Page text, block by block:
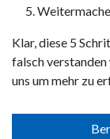
Klar, diese 5
falsch
uns um mehr zu